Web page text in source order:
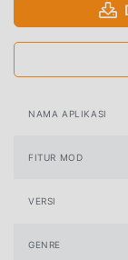
NAMA APLIKASI
FITUR MOD
VERSI
GENRE